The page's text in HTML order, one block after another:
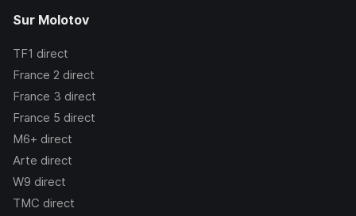
Sur Molotov
TF1 direct
France 2 direct
France 3 direct
France 5 direct
M6+ direct
Arte direct
W9 direct
TMC direct